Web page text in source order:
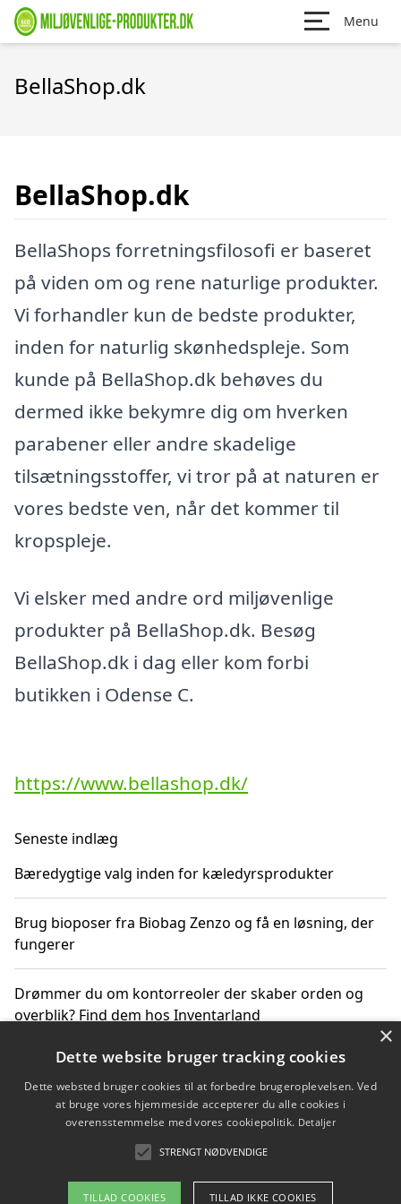
Menu
BellaShop.dk
BellaShop.dk
BellaShops forretningsfilosofi er baseret
på viden om og rene naturlige produkter.
Vi forhandler kun de bedste produkter,
inden for naturlig skønhedspleje. Som
kunde på BellaShop.dk behøves du
dermed ikke bekymre dig om hverken
parabener eller andre skadelige
tilsætningsstoffer, vi tror på at naturen er
vores bedste ven, når det kommer til
kropspleje.
Vi elsker med andre ord miljøvenlige
produkter på BellaShop.dk. Besøg
BellaShop.dk i dag eller kom forbi
butikken i Odense C.
https://www.bellashop.dk/
Seneste indlæg
Bæredygtige valg inden for kæledyrsprodukter
Brug bioposer fra Biobag Zenzo og få en løsning, der
fungerer
Drømmer du om kontorreoler der skaber orden og
overblik? Find dem hos Inventarland
Hvordan stjernetegn datoer og miljø påvirker dine
produktvalg
Bæredygtige gadgets til en grønnere hverdag
×
Dette website bruger tracking cookies
Dette websted bruger cookies til at forbedre brugeroplevelsen. Ved
at bruge vores hjemmeside accepterer du alle cookies i
overensstemmelse med vores cookiepolitik. Detaljer
STRENGT NØDVENDIGE
TILLAD COOKIES TILLAD IKKE COOKIES